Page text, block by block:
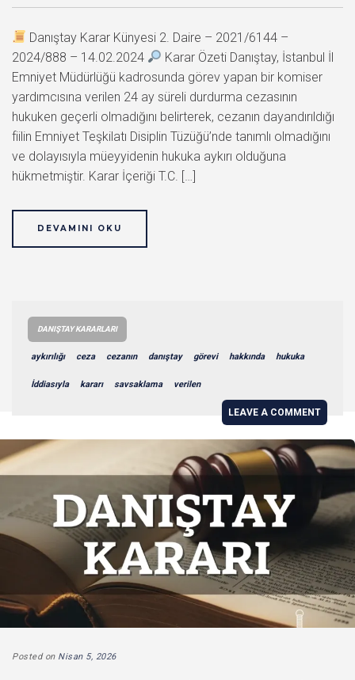
Danıştay Karar Künyesi 2. Daire – 2021/6144 –
2024/888 – 14.02.2024
Karar Özeti Danıştay, İstanbul İl
Emniyet Müdürlüğü kadrosunda görev yapan bir komiser
yardımcısına verilen 24 ay süreli durdurma cezasının
hukuken geçerli olmadığını belirterek, cezanın dayandırıldığı
fiilin Emniyet Teşkilatı Disiplin Tüzüğü’nde tanımlı olmadığını
ve dolayısıyla müeyyidenin hukuka aykırı olduğuna
hükmetmiştir. Karar İçeriği T.C. […]
DEVAMINI OKU
DANIŞTAY KARARLARI
aykırılığı ceza cezanın danıştay görevi hakkında hukuka
İddiasıyla kararı savsaklama verilen
LEAVE A COMMENT
Posted on Nisan 5, 2026